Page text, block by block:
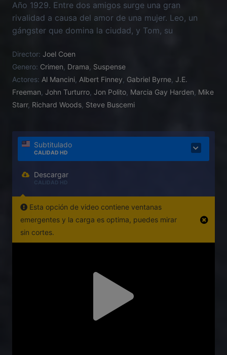
Año 1929. Entre dos amigos surge una gran
rivalidad a causa del amor de una mujer. Leo, un
gángster que domina la ciudad, y Tom, su
que desencadenará traiciones, conflictos políticos,
corruptelas y escisiones internas.
Director: Joel Coen
Genero: Crimen Drama Suspense
Actores: Al Mancini Albert Finney Gabriel Byrne J.E.
Freeman John Turturro Jon Polito Marcia Gay Harden Mike
Starr, Richard Woods Steve Buscemi
Subtitulado
CALIDAD HD
Descargar
CALIDAD HD
Esta opción de video contiene ventanas
emergentes y la carga es optima, puedes mirar
sin cortes.